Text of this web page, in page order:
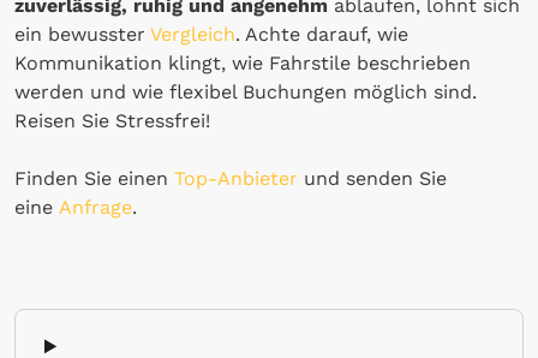
zuverlässig, ruhig und angenehm ablaufen, lohnt sich
ein bewusster Vergleich. Achte darauf, wie
Kommunikation klingt, wie Fahrstile beschrieben
werden und wie flexibel Buchungen möglich sind.
Reisen Sie Stressfrei!
Finden Sie einen Top-Anbieter und senden Sie
eine Anfrage.